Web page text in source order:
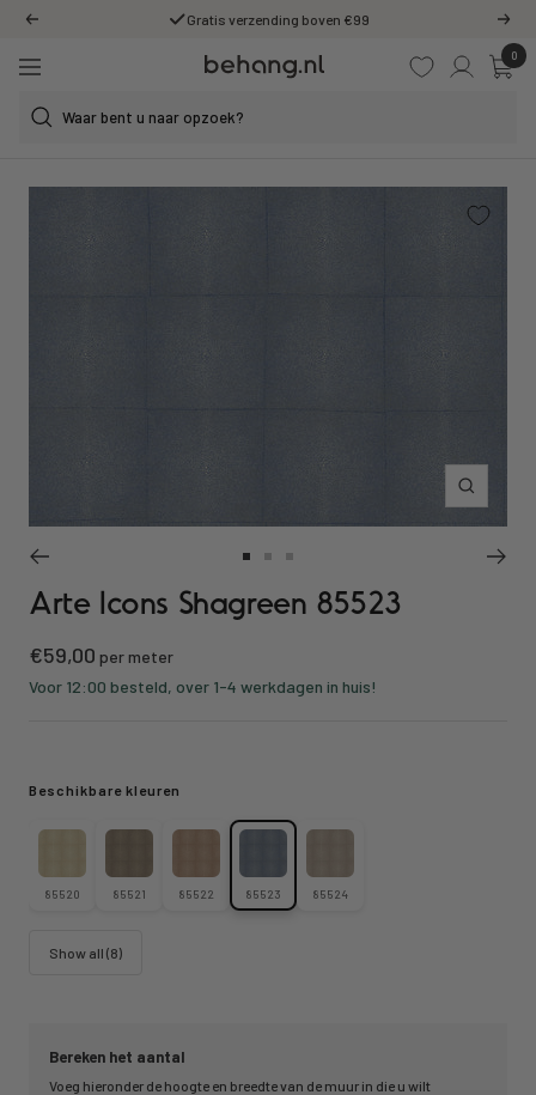
naar
content
Vorige Gratis verzending boven €99
0
Behang.nl
Navigatie
Inzoomen
naarnaarnaar
Arte Icons Shagreen 85523
Kortings
prijs
€59,00 per meter
Voor 12:00 besteld, over 1-4 werkdagen in huis!
Bereken het aantal
Voeg hieronder de hoogte en breedte van de muur in die u wilt
Beschikbare kleuren
85520 85521 85522 85523 85524
Show all (8)